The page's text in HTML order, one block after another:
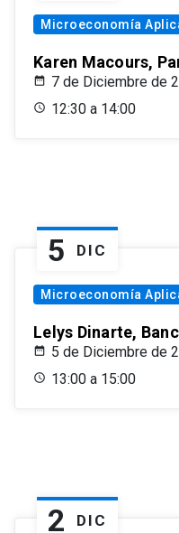
Microeconomía
Karen Macours,
7 de Diciembre de
12:30 a 14:00
5 DIC
Microeconomía
Lelys Dinarte,
5 de Diciembre de
13:00 a 15:00
2 DIC